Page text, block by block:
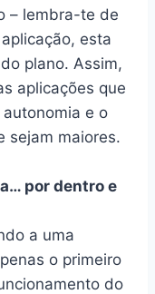
– lembra-te de
esta
plano. Assim,
aplicações que
e o
sejam maiores.
por dentro e
a uma
o primeiro
do